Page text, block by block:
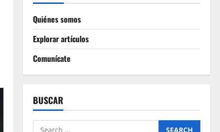
Quiénes somos
Explorar artículos
Comunícate
BUSCAR
Search